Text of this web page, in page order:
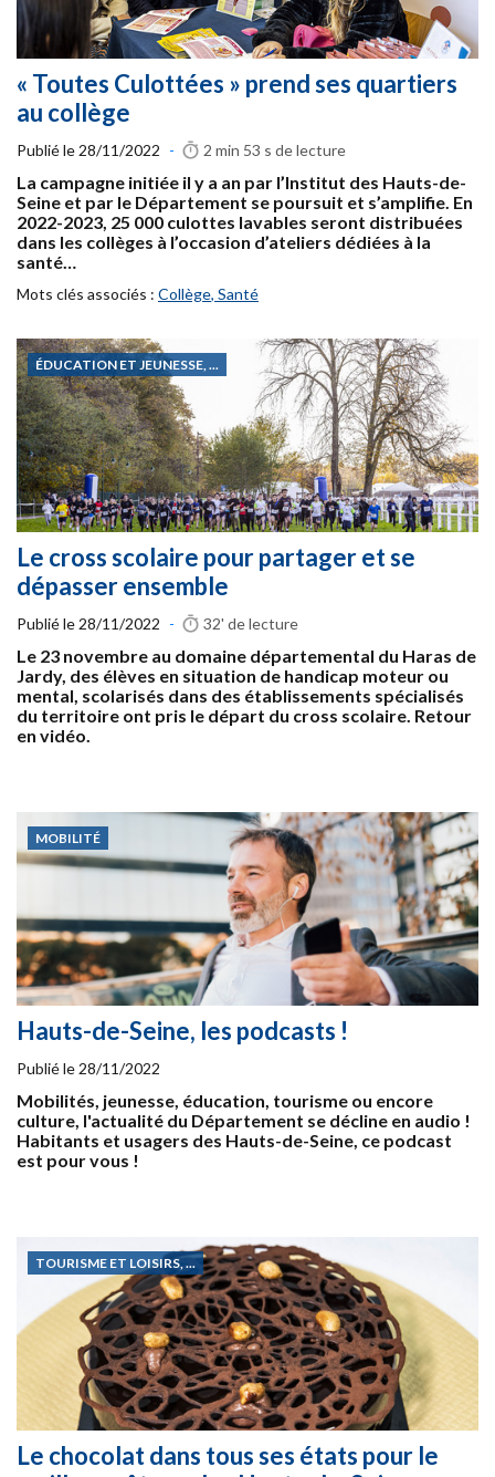
« Toutes Culottées » prend ses quartiers
au collège
Publié le 28/11/2022 - 2 min 53 s de lecture
La campagne initiée il y a an par l’Institut des Hauts-de-
Seine et par le Département se poursuit et s’amplifie. En
2022-2023, 25 000 culottes lavables seront distribuées
dans les collèges à l’occasion d’ateliers dédiées à la
santé…
Mots clés associés : Collège, Santé
ÉDUCATION ET JEUNESSE, ...
Le cross scolaire pour partager et se
dépasser ensemble
Publié le 28/11/2022 - 32' de lecture
Le 23 novembre au domaine départemental du Haras de
Jardy, des élèves en situation de handicap moteur ou
mental, scolarisés dans des établissements spécialisés
du territoire ont pris le départ du cross scolaire. Retour
en vidéo.
MOBILITÉ
Hauts-de-Seine, les podcasts !
Publié le 28/11/2022
Mobilités, jeunesse, éducation, tourisme ou encore
culture, l'actualité du Département se décline en audio !
Habitants et usagers des Hauts-de-Seine, ce podcast
est pour vous !
TOURISME ET LOISIRS, ...
Le chocolat dans tous ses états pour le